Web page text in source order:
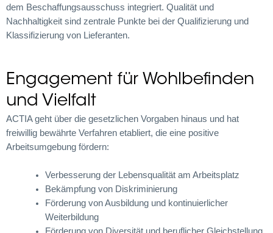
dem Beschaffungsausschuss integriert. Qualität und
Nachhaltigkeit sind zentrale Punkte bei der Qualifizierung und
Klassifizierung von Lieferanten.
Engagement für Wohlbefinden
und Vielfalt
ACTIA geht über die gesetzlichen Vorgaben hinaus und hat
freiwillig bewährte Verfahren etabliert, die eine positive
Arbeitsumgebung fördern:
Verbesserung der Lebensqualität am Arbeitsplatz
Bekämpfung von Diskriminierung
Förderung von Ausbildung und kontinuierlicher
Weiterbildung